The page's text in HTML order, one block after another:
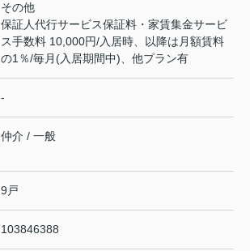
その他
保証人代行サービス保証料・家賃集金サービ
ス手数料 10,000円/入居時、以降は月額賃料
の1％/毎月(入居期間中)、他プラン有
-
仲介 / 一般
9戸
103846388